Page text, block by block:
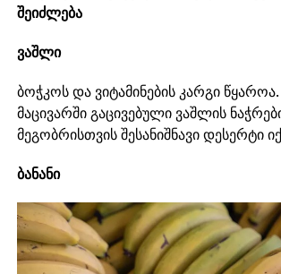
შეიძლება
ვაშლი
ბოჭკოს და ვიტამინების კარგი წყაროა.
მაცივარში გაცივებული ვაშლის
მეგობრისთვის შესანიშნავი დესერტი
ბანანი